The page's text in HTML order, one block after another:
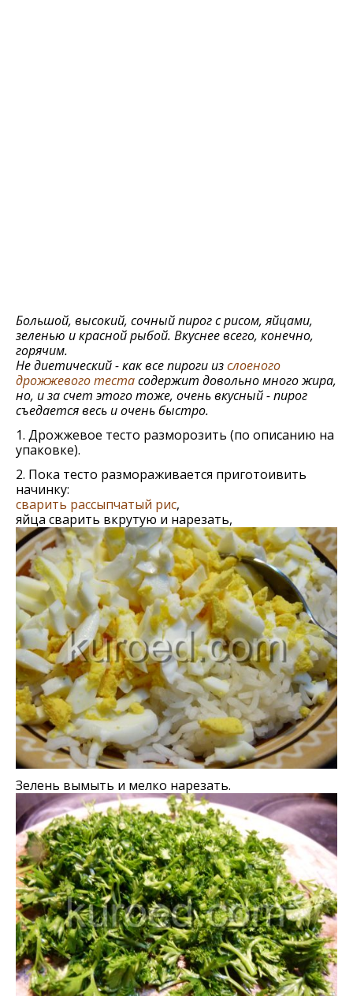
Большой, высокий, сочный пирог с рисом, яйцами,
зеленью и красной рыбой. Вкуснее всего, конечно,
горячим.
Не диетический - как все пироги изслоеного
дрожжевого тестасодержит довольно много жира,
но, и за счет этого тоже, очень вкусный - пирог
съедается весь и очень быстро.
1. Дрожжевое тесто разморозить (по описанию на
упаковке).
2. Пока тесто размораживается приготоивить
начинку:
сварить рассыпчатый рис,
яйца сварить вкрутую и нарезать,
Зелень вымыть и мелко нарезать.